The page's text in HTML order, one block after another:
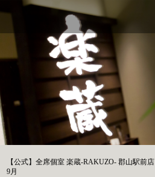
【公式】全席個室 楽蔵‐RAKUZO‐ 郡山駅前店
9月